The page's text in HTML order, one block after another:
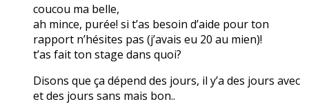
coucou ma belle,
ah mince, purée! si t’as besoin d’aide pour ton
rapport n’hésites pas (j’avais eu 20 au mien)!
t’as fait ton stage dans quoi?
Disons que ça dépend des jours, il y’a des jours avec
et des jours sans mais bon..